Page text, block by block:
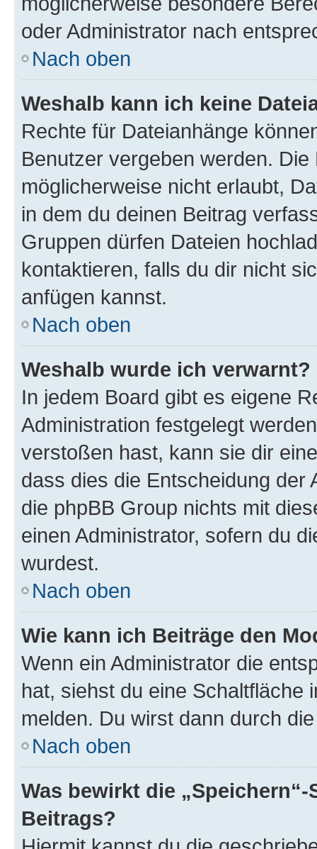
oder Administrator nach
Nach oben
Weshalb kann ich keine
Rechte für Dateianhänge
Benutzer vergeben werden.
möglicherweise nicht erlaubt,
in dem du deinen Beitrag
Gruppen dürfen Dateien
kontaktieren, falls du dir nicht
anfügen kannst.
Nach oben
Weshalb wurde ich verwarnt?
In jedem Board gibt es eigene
Administration festgelegt
verstoßen hast, kann sie dir
dass dies die Entscheidung der
die phpBB Group nichts mit
einen Administrator, sofern du
wurdest.
Nach oben
Wie kann ich Beiträge den
Wenn ein Administrator die
hat, siehst du eine Schaltfläche
melden. Du wirst dann durch
Nach oben
Was bewirkt die
Beitrags?